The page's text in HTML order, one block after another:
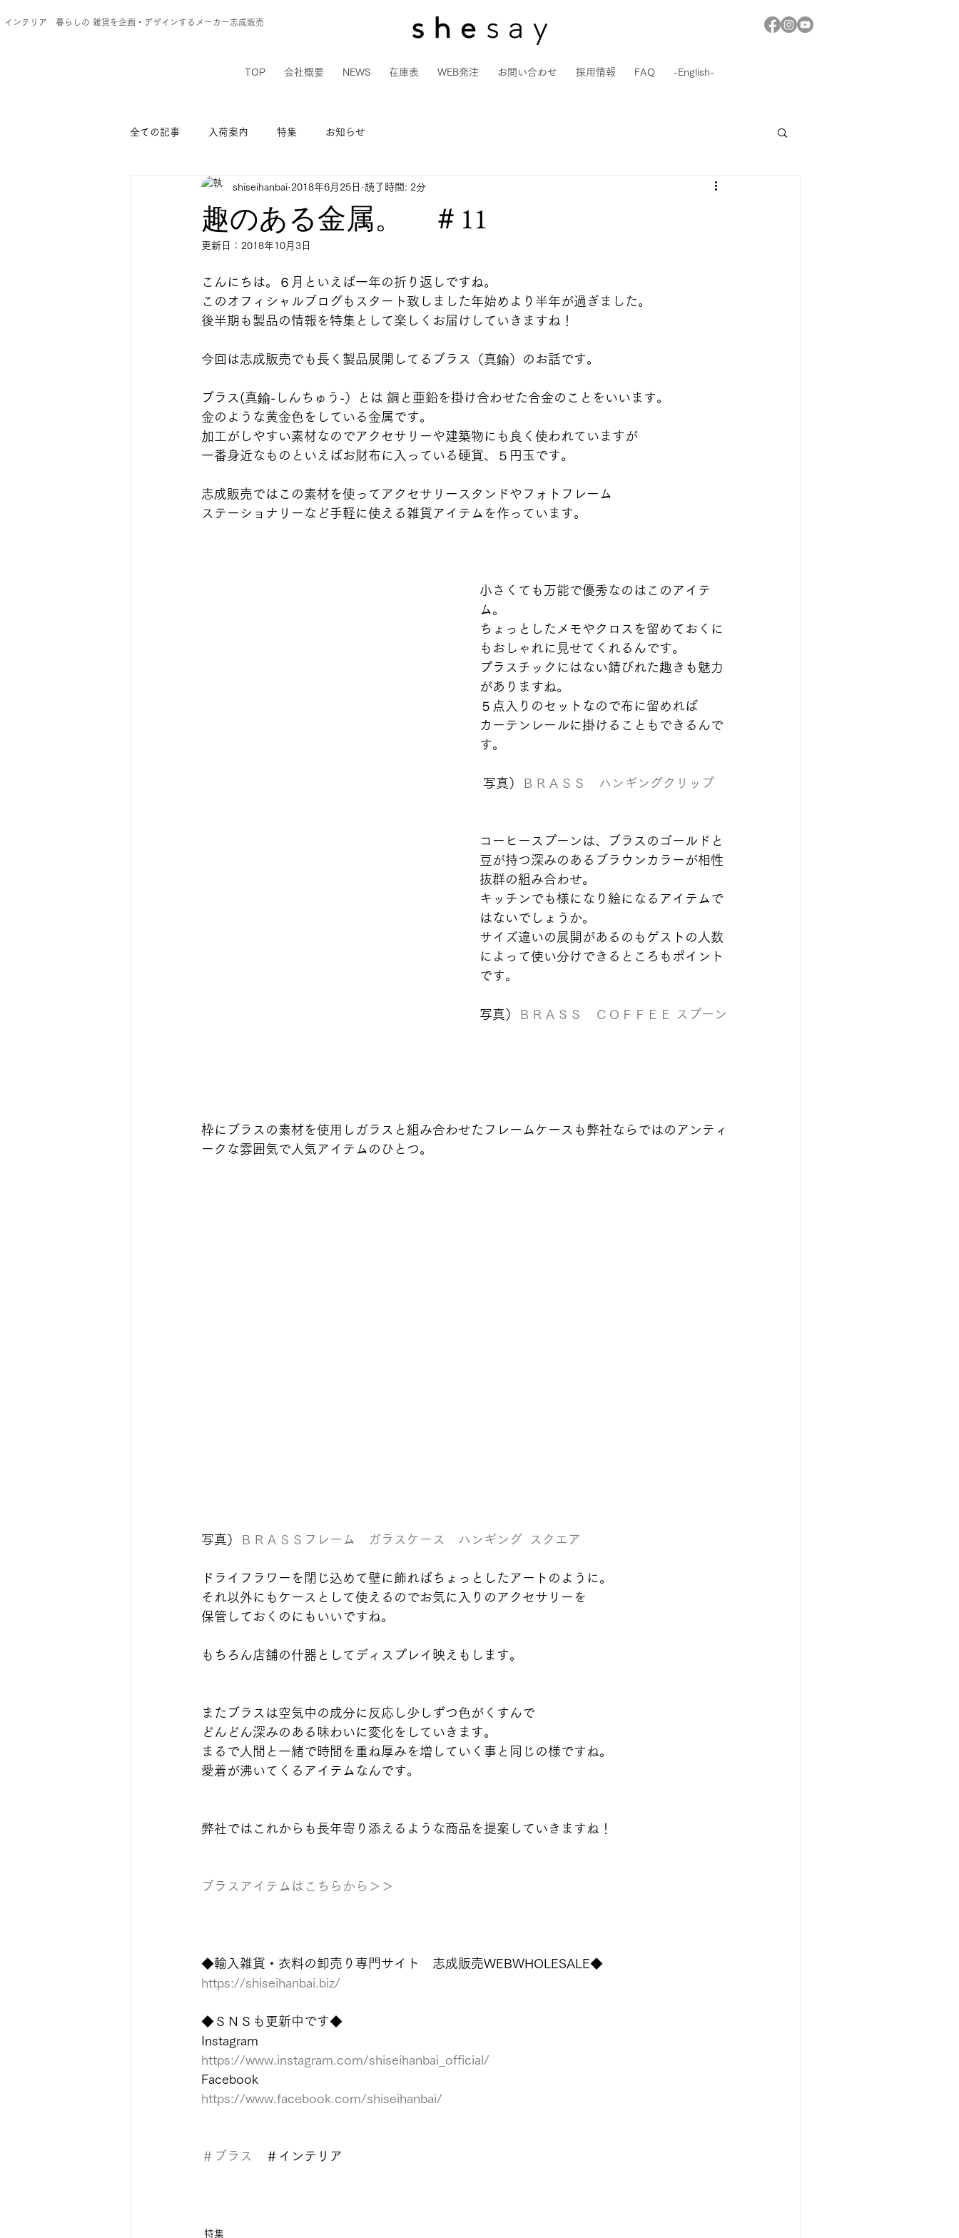
ンテリア 暮らしの 雑貨を企画・デザインするメーカー志成販売
TOP 会社概要 NEWS 在庫表 WEB発注 お問い合わせ 採用情報 FAQ -English-
全ての記事 入荷案内 特集 お知らせ
趣のある金属。 ＃11
shiseihanbai 2018年6月25日 読了時間: 2分
更新日： 2018年10月3日
こんにちは。６月といえば一年の折り返しですね。
このオフィシャルブログもスタート致しました年始めより半年が過ぎました。
後半期も製品の情報を特集として楽しくお届けしていきますね！
今回は志成販売でも長く製品展開してるブラス（真鍮）のお話です。
ブラス(真鍮-しんちゅう-）とは 銅と亜鉛を掛け合わせた合金のことをいいます。
金のような黄金色をしている金属です。
加工がしやすい素材なのでアクセサリーや建築物にも良く使われていますが
一番身近なものといえばお財布に入っている硬貨、５円玉です。
志成販売ではこの素材を使ってアクセサリースタンドやフォトフレーム
ステーショナリーなど手軽に使える雑貨アイテムを作っています。
小さくても万能で優秀なのはこのアイテ
ム。
ちょっとしたメモやクロスを留めておくに
もおしゃれに見せてくれるんです。
プラスチックにはない錆びれた趣きも魅力
がありますね。
５点入りのセットなので布に留めれば
カーテンレールに掛けることもできるんで
す。
写真） ＢＲＡＳＳ　ハンギングクリップ
コーヒースプーンは、ブラスのゴールドと
豆が持つ深みのあるブラウンカラーが相性
抜群の組み合わせ。
キッチンでも様になり絵になるアイテムで
はないでしょうか。
サイズ違いの展開があるのもゲストの人数
によって使い分けできるところもポイント
です。
写真） ＢＲＡＳＳ　ＣＯＦＦＥＥ スプーン
枠にブラスの素材を使用しガラスと組み合わせたフレームケースも弊社ならではのアンティ
ークな雰囲気で人気アイテムのひとつ。
写真） ＢＲＡＳＳフレーム　ガラスケース　ハンギング  スクエア
ドライフラワーを閉じ込めて壁に飾ればちょっとしたアートのように。
それ以外にもケースとして使えるのでお気に入りのアクセサリーを
保管しておくのにもいいですね。
もちろん店舗の什器としてディスプレイ映えもします。
またブラスは空気中の成分に反応し少しずつ色がくすんで
どんどん深みのある味わいに変化をしていきます。
まるで人間と一緒で時間を重ね厚みを増していく事と同じの様ですね。
愛着が沸いてくるアイテムなんです。
弊社ではこれからも長年寄り添えるような商品を提案していきますね！
ブラスアイテムはこちらから＞＞
◆輸入雑貨・衣料の卸売り専門サイト　志成販売WEBWHOLESALE◆
https://shiseihanbai.biz/
◆ＳＮＳも更新中です◆
Instagram
https://www.instagram.com/shiseihanbai_official/
Facebook
https://www.facebook.com/shiseihanbai/
＃ブラス ＃インテリア
特集